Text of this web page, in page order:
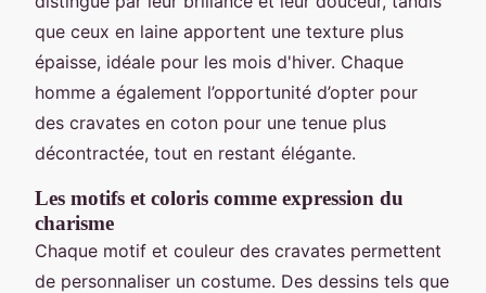
que ceux en laine apportent une texture plus
épaisse, idéale pour les mois d'hiver. Chaque
homme a également l’opportunité d’opter pour
des cravates en coton pour une tenue plus
décontractée, tout en restant élégante.
Les motifs et coloris comme expression du
charisme
Chaque motif et couleur des cravates permettent
de personnaliser un costume. Des dessins tels que